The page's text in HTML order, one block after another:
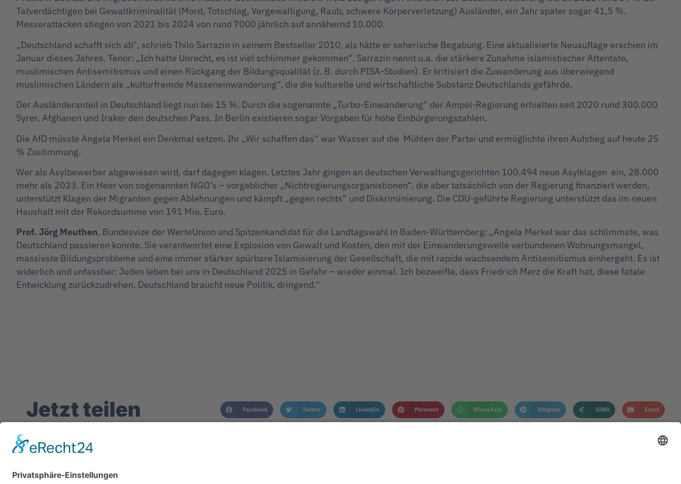
Tatverdächtigen bei Gewaltkriminalität (Mord, Totschlag, Vergewaltigung, Raub, schwere Körperverletzung) Ausländer, ein Jahr später sogar 41,5 %.
Messerattacken stiegen von 2021 bis 2024 von rund 7000 jährlich auf annähernd 10.000.
„Deutschland schafft sich ab“, schrieb Thilo Sarrazin in seinem Bestseller 2010, als hätte er seherische Begabung. Eine aktualisierte Neuauflage erschien im
Januar dieses Jahres. Tenor: „Ich hatte Unrecht, es ist viel schlimmer gekommen“. Sarrazin nennt u.a. die stärkere Zunahme islamistischer Attentate,
muslimischen Antisemitismus und einen Rückgang der Bildungsqualität (z. B. durch PISA-Studien). Er kritisiert die Zuwanderung aus überwiegend
muslimischen Ländern als „kulturfremde Masseneinwanderung“, die die kulturelle und wirtschaftliche Substanz Deutschlands gefährde.
Der Ausländeranteil in Deutschland liegt nun bei 15 %. Durch die sogenannte „Turbo-Einwanderung“ der Ampel-Regierung erhielten seit 2020 rund 300.000
Syrer, Afghanen und Iraker den deutschen Pass. In Berlin existieren sogar Vorgaben für hohe Einbürgerungszahlen.
Die AfD müsste Angela Merkel ein Denkmal setzen. Ihr „Wir schaffen das“ war Wasser auf die Mühlen der Partei und ermöglichte ihren Aufstieg auf heute 25
% Zustimmung.
Wer als Asylbewerber abgewiesen wird, darf dagegen klagen. Letztes Jahr gingen an deutschen Verwaltungsgerichten 100.494 neue Asylklagen ein, 28.000
mehr als 2023. Ein Heer von sogenannten NGO’s – vorgeblicher „Nichtregierungsorganistionen“, die aber tatsächlich von der Regierung finanziert werden,
unterstützt Klagen der Migranten gegen Ablehnungen und kämpft „gegen rechts“ und Diskriminierung. Die CDU-geführte Regierung unterstützt das im neuen
Haushalt mit der Rekordsumme von 191 Mio. Euro.
Prof. Jörg Meuthen, Bundesvize der WerteUnion und Spitzenkandidat für die Landtagswahl in Baden-Württemberg: „Angela Merkel war das schlimmste, was
Deutschland passieren konnte. Sie verantwortet eine Explosion von Gewalt und Kosten, den mit der Einwanderungswelle verbundenen Wohnungsmangel,
massivste Bildungsprobleme und eine immer stärker spürbare Islamisierung der Gesellschaft, die mit rapide wachsendem Antisemitismus einhergeht. Es ist
widerlich und unfassbar: Juden leben bei uns in Deutschland 2025 in Gefahr – wieder einmal. Ich bezweifle, dass Friedrich Merz die Kraft hat, diese fatale
Entwicklung zurückzudrehen. Deutschland braucht neue Politik, dringend.“
Jetzt teilen Facebook Twitter LinkedIn Pinterest WhatsApp Telegram XING Email